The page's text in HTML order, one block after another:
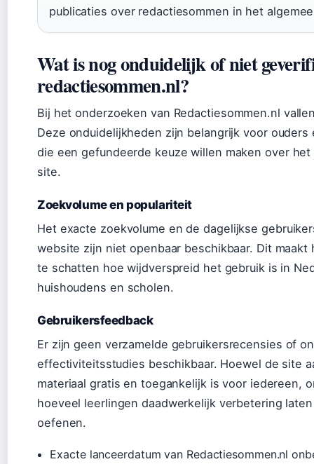
publicaties over redactiesommen in het
Wat is nog onduidelijk of niet
redactiesommen.nl?
Bij het onderzoeken van Redactiesommen.nl
Deze onduidelijkheden zijn belangrijk voor ouders
die een gefundeerde keuze willen maken over
site.
Zoekvolume en populariteit
Het exacte zoekvolume en de dagelijkse
website zijn niet openbaar beschikbaar. Dit maakt
te schatten hoe wijdverspreid het gebruik is in
huishoudens en scholen.
Gebruikersfeedback
Er zijn geen verzamelde gebruikersrecensies of
effectiviteitsstudies beschikbaar. Hoewel de site
materiaal gratis en toegankelijk is voor iedereen,
hoeveel leerlingen daadwerkelijk verbetering
oefenen.
Exacte lanceerdatum van Redactiesommen.nl